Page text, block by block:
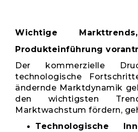
Wichtige
Produkteinführung
Der kommerzielle
technologische
ändernde Marktdynamik
den wichtigsten
Marktwachstum fördern,
Technologische